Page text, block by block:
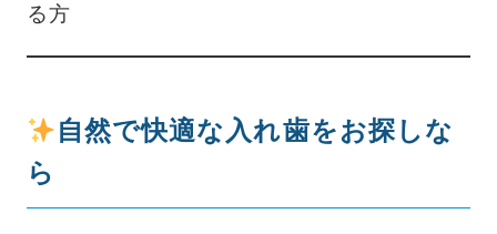
る方
自然で快適な入れ歯をお探しな
ら